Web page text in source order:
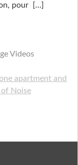
pour
[…]
Videos
apartment and
of Noise